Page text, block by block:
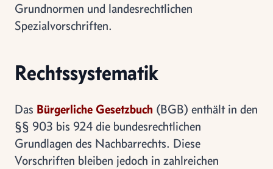
Grundnormen und landesrechtlichen
Spezialvorschriften.
Rechtssystematik
Das Bürgerliche Gesetzbuch (BGB) enthält in den
§§ 903 bis 924 die bundesrechtlichen
Grundlagen des Nachbarrechts. Diese
Vorschriften bleiben jedoch in zahlreichen